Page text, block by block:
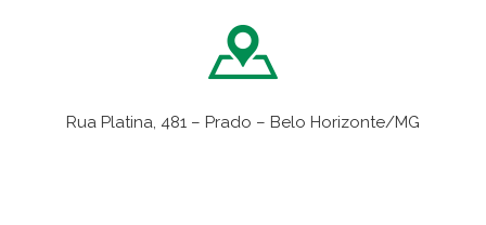
Rua Platina, 481 – Prado – Belo Horizonte/MG